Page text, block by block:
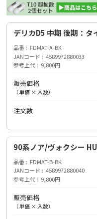
デリカD5 中期 後期：タ
品番
FDMAT-A-BK
JANコード
4589972880033
参考上代
9,800円
販売価格
（単価 × 入数）
注文数
90系ノア/ヴォクシー
品番
FDMAT-B-BK
JANコード
4589972880040
参考上代
9,800円
販売価格
（単価 × 入数）